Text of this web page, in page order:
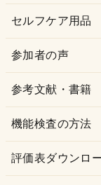
セルフケア用品
参加者の声
参考文献・書籍
機能検査の方法
評価表ダウンロ